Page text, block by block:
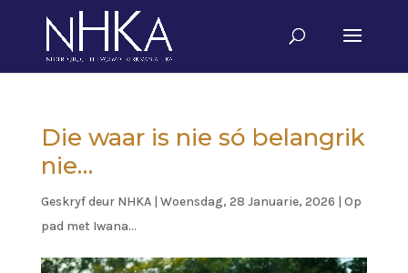
Die waar is nie só belangrik
nie…
Geskryf deur NHKA| Woensdag, 28 Januarie, 2026 | Op
pad met Iwana...